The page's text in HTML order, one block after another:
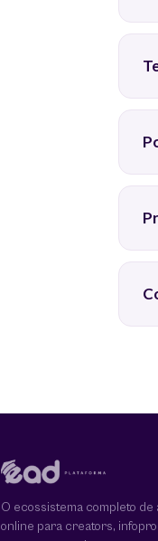
O ecossistema completo de
online para creators,